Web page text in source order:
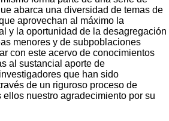
abarca una diversidad de temas de
aprovechan al máximo la
y la oportunidad de la desagregación
menores y de subpoblaciones
con este acervo de conocimientos
al sustancial aporte de
que han sido
de un riguroso proceso de
ellos nuestro agradecimiento por su